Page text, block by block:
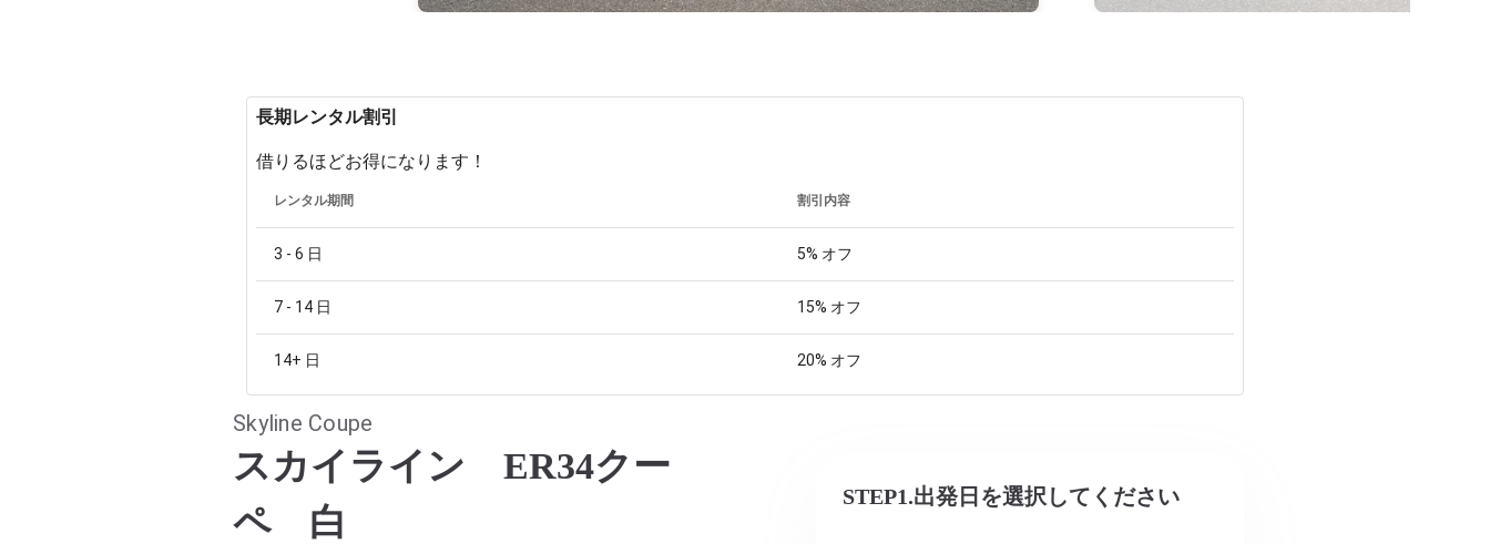
長期レンタル割引
借りるほどお得になります！
レンタル期間 割引内容
3 - 6 日 5% オフ
7 - 14 日 15% オフ
14+ 日 20% オフ
Skyline Coupe
スカイライン ER34クー
ペ 白
STEP1.出発日を選択してください